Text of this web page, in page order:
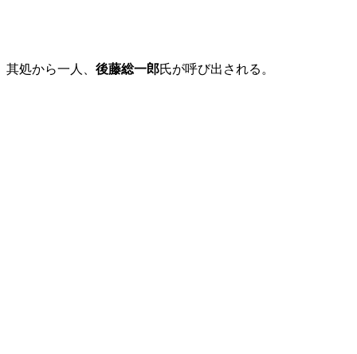
其処から一人、 後藤総一郎氏が呼び出される。